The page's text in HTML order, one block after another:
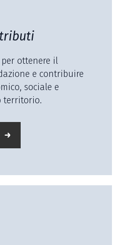
ottenere il
e contribuire
sociale e
territorio.